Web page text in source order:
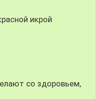
икрой
со здоровьем,